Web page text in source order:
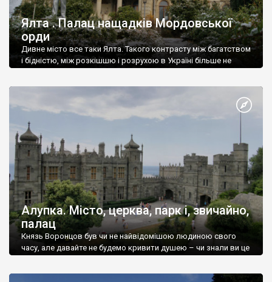
Ялта . Палац нащадків Мордовської
орди
Дивне місто все таки Ялта. Такого контрасту між багатством
і бідністю, між розкішшю і розрухою в Україні більше не
Алупка. Місто, церква, парк і, звичайно,
палац
Князь Воронцов був чи не найвідомішою людиною свого
часу, але давайте не будемо кривити душею – чи знали ви це